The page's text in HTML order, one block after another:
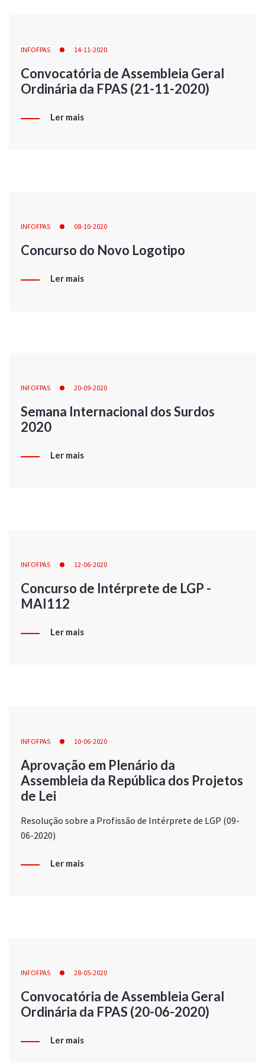
INFOFPAS 14-11-2020
Convocatória de Assembleia Geral
Ordinária da FPAS (21-11-2020)
Ler mais
INFOFPAS 08-10-2020
Concurso do Novo Logotipo
Ler mais
INFOFPAS 20-09-2020
Semana Internacional dos Surdos
2020
Ler mais
INFOFPAS 12-06-2020
Concurso de Intérprete de LGP -
MAI112
Ler mais
INFOFPAS 10-06-2020
Aprovação em Plenário da
Assembleia da República dos Projetos
de Lei
Resolução sobre a Profissão de Intérprete de LGP (09-
06-2020)
Ler mais
INFOFPAS 28-05-2020
Convocatória de Assembleia Geral
Ordinária da FPAS (20-06-2020)
Ler mais